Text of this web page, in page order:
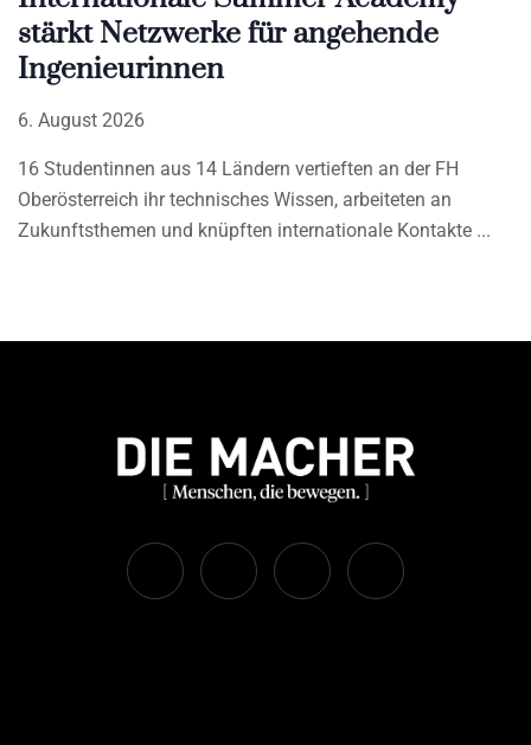
stärkt Netzwerke für angehende
Ingenieurinnen
6. August 2026
16 Studentinnen aus 14 Ländern vertieften an der FH
Oberösterreich ihr technisches Wissen, arbeiteten an
Zukunftsthemen und knüpften internationale Kontakte